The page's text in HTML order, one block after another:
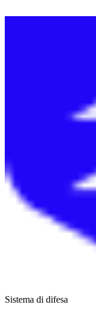
Sistema di difesa